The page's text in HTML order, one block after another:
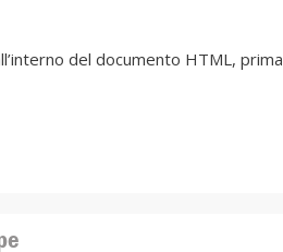
del documento HTML, prima